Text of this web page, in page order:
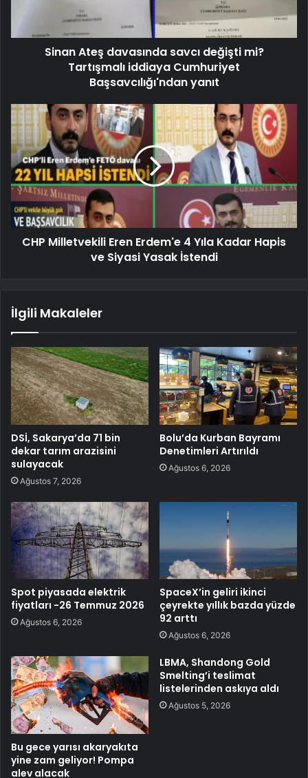
Sinan Ateş davasında savcı değişti mi?
Tartışmalı iddiaya Cumhuriyet
Başsavcılığı'ndan yanıt
CHP Milletvekili Eren Erdem'e 4 Yıla Kadar Hapis
ve Siyasi Yasak İstendi
İlgili Makaleler
DSİ, Sakarya’da 71 bin
dekar tarım arazisini
sulayacak
Ağustos 7, 2026
Bolu’da Kurban Bayramı
Denetimleri Artırıldı
Ağustos 6, 2026
Spot piyasada elektrik
fiyatları -26 Temmuz 2026
Ağustos 6, 2026
SpaceX’in geliri ikinci
çeyrekte yıllık bazda yüzde
92 arttı
Ağustos 6, 2026
Bu gece yarısı akaryakıta
yine zam geliyor! Pompa
alev alacak
LBMA, Shandong Gold
Smelting’i teslimat
listelerinden askıya aldı
Ağustos 5, 2026